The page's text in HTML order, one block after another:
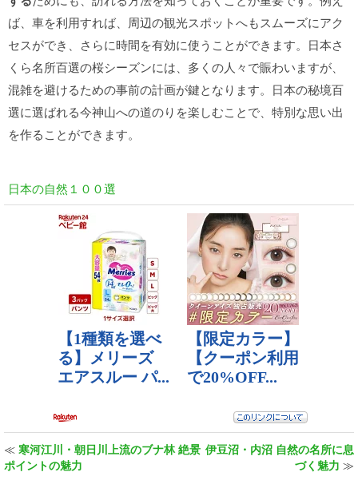
ば、車を利用すれば、周辺の観光スポットへもスムーズにアク
セスができ、さらに時間を有効に使うことができます。日本さ
くら名所百選の桜シーズンには、多くの人々で賑わいますが、
混雑を避けるための事前の計画が鍵となります。日本の秘境百
選に選ばれる今神山への道のりを楽しむことで、特別な思い出
を作ることができます。
日本の自然１００選
≪ 寒河江川・朝日川上流のブナ林 絶景
ポイントの魅力
伊豆沼・内沼 自然の名所に息
づく魅力 ≫